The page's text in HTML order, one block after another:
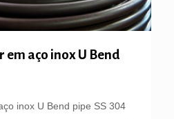
aço inox U Bend
inox U Bend pipe SS 304